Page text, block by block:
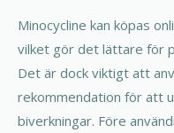
Minocycline kan köpas
vilket gör det lättare för
Det är dock viktigt att
rekommendation för att
biverkningar. Före